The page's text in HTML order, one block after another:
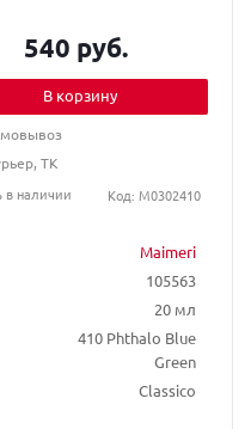
Maimeri
105563
20 мл
410 Phthalo Blue
Green
Classico
540 руб.
В корзину
ТК
в наличии
Код: M0302410